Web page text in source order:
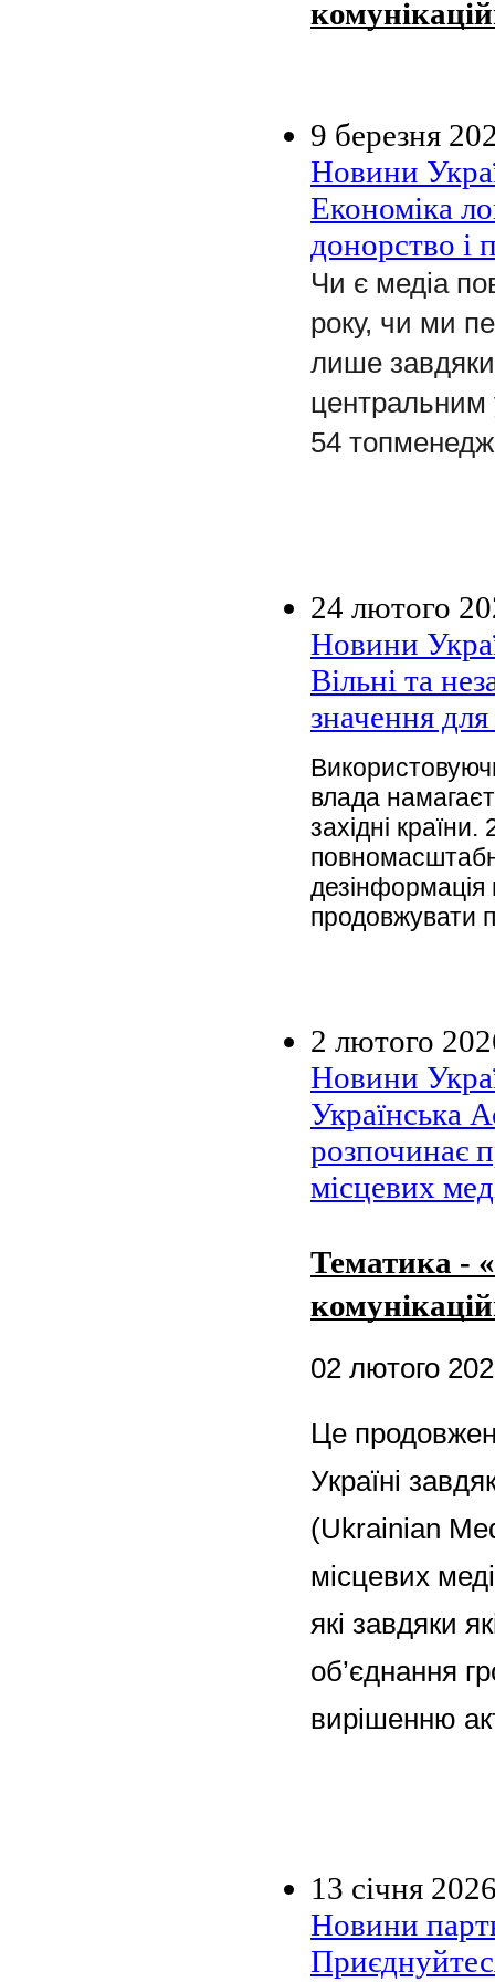
9 березня
Новини
Економіка
донорство і
Чи є медіа
року, чи ми
лише завдяки
центральним
54
24 лютого
Новини
Вільні та
значення для
влада
західні
продовжувати
2 лютого
Новини
Українська
розпочинає
місцевих
Тематика -
02 лютого
Це
Україні
(Ukrainian
місцевих
які завдяки
об’єднання
вирішенню
13 січня
Новини